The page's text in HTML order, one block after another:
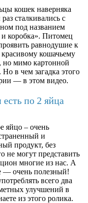
кошек наверняка
сталкивались с
под названием
коробка». Питомец
равнодушие к
кошачьему
но мимо картонной
в чем загадка этого
— в этом видео.
по 2 яйца
яйцо – очень
и
продукт, без
не могут представить
многие из нас. А
— очень полезный!
всего два
улучшений в
из этого ролика.